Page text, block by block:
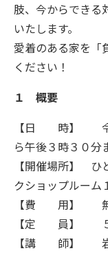
肢、今からできる
いたします。
愛着のある家を「
ください！
１ 概要
【日 時】 令和
ら午後３時３０分
【開催場所】
クショップルーム
【費 用】
【定 員】 ５０
【講 師】 岩